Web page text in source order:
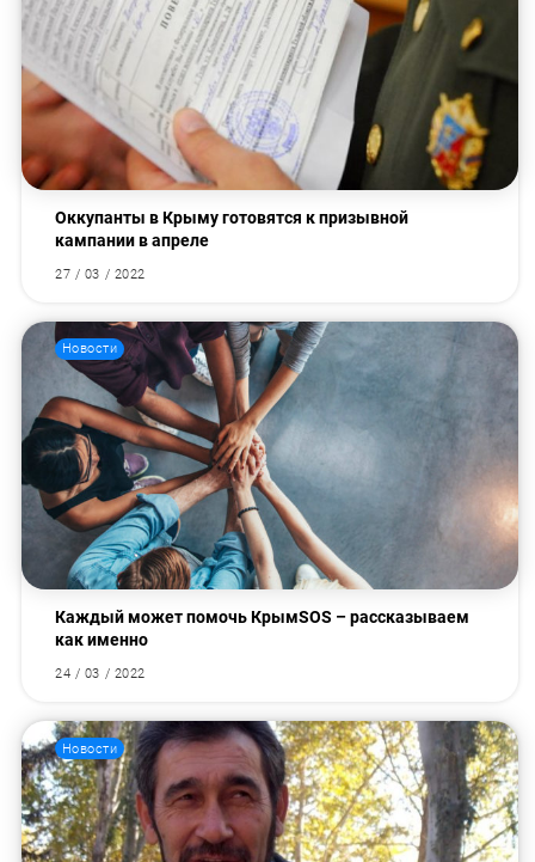
Оккупанты в Крыму готовятся к призывной
кампании в апреле
27 / 03 / 2022
Новости
Каждый может помочь КрымSOS – рассказываем
как именно
24 / 03 / 2022
Новости